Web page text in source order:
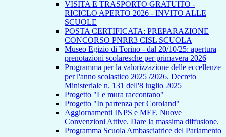
VISITA E TRASPORTO GRATUITO -
RICICLO APERTO 2026 - INVITO ALLE
SCUOLE
POSTA CERTIFICATA: PREPARAZIONE
CONCORSO PNRR3 CISL SCUOLA
Museo Egizio di Torino - dal 20/10/25: apertura
prenotazioni scolaresche per primavera 2026
Programma per la valorizzazione delle eccellenze
per l'anno scolastico 2025 /2026. Decreto
Ministeriale n. 131 dell'8 luglio 2025
Progetto "Le mura raccontano"
Progetto "In partenza per Coroland"
Aggiornamenti INPS e MEF. Nuove
Convenzioni Attive. Dare la massima diffusione.
Programma Scuola Ambasciatrice del Parlamento